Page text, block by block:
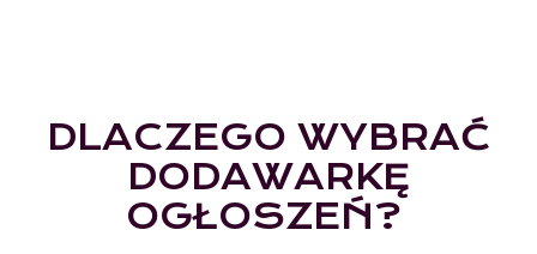
DLACZEGO WYBRAĆ
DODAWARKĘ
OGŁOSZEŃ?